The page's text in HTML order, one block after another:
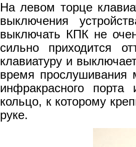
На левом торце
выключения
выключать КПК не
сильно приходится
клавиатуру и
время прослушивания
инфракрасного
кольцо, к которому
руке.